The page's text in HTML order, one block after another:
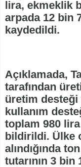
lira, ekmeklik
arpada 12 bin
kaydedildi.
Açıklamada,
tarafından
üretim desteği
kullanım
toplam 980 lira
bildirildi. Ülke
alındığında
tutarının 3 bin